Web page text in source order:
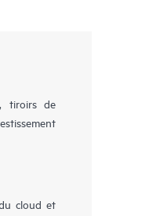
tiroirs de
cloud et